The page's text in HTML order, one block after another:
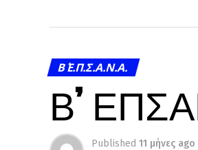
Β΄ Ε.Π.Σ.Α.Ν.Α.
Β’
Published 11 μήνες ago